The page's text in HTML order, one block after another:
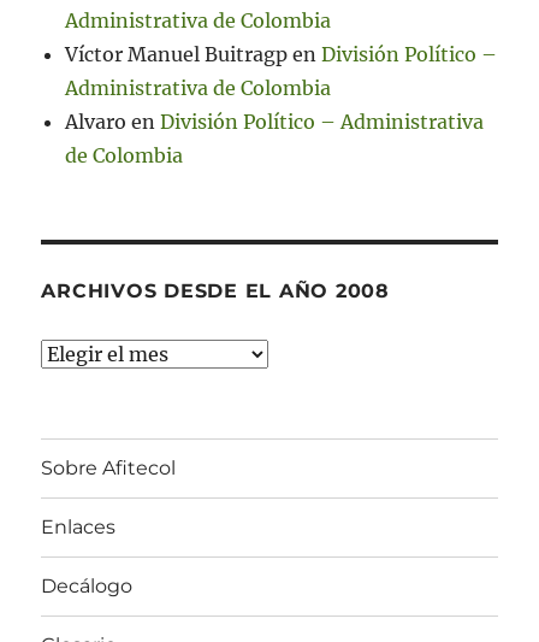
Administrativa de Colombia
Víctor Manuel Buitragp enDivisión Político –
Administrativa de Colombia
Alvaro enDivisión Político – Administrativa
de Colombia
ARCHIVOS DESDE EL AÑO 2008
Archivos
Sobre Afitecol
Enlaces
Decálogo